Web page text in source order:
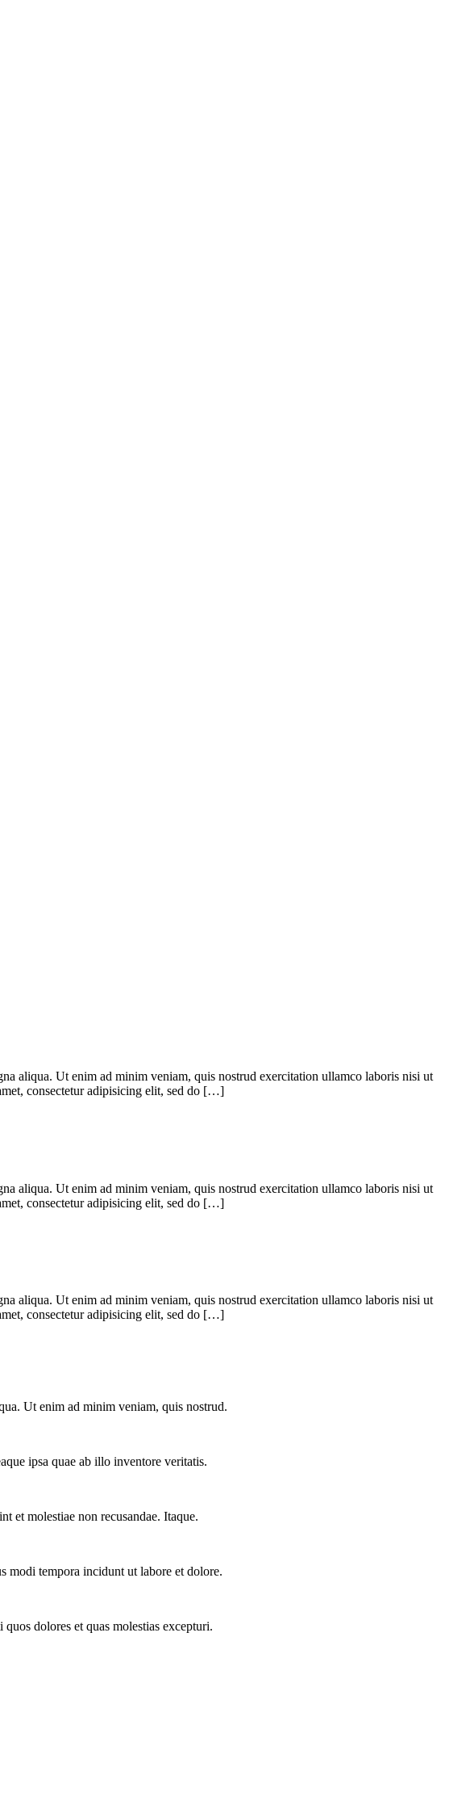
aliqua. Ut enim ad minim veniam, quis nostrud exercitation ullamco laboris nisi ut
consectetur adipisicing elit, sed do […]
aliqua. Ut enim ad minim veniam, quis nostrud exercitation ullamco laboris nisi ut
consectetur adipisicing elit, sed do […]
aliqua. Ut enim ad minim veniam, quis nostrud exercitation ullamco laboris nisi ut
consectetur adipisicing elit, sed do […]
Ut enim ad minim veniam, quis nostrud.
ipsa quae ab illo inventore veritatis.
et molestiae non recusandae. Itaque.
modi tempora incidunt ut labore et dolore.
dolores et quas molestias excepturi.